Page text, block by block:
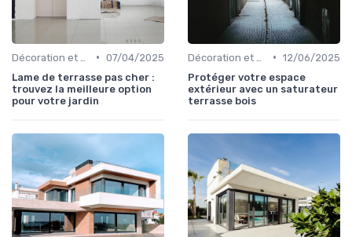
• 07/04/2025
Lame de terrasse pas cher :
trouvez la meilleure option
pour votre jardin
• 12/06/2025
Protéger votre espace
extérieur avec un saturateur
terrasse bois